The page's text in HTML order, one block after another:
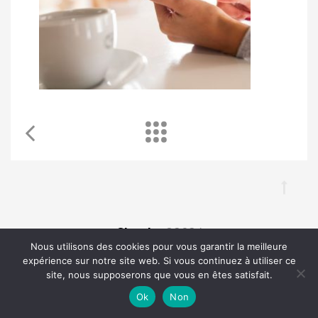
Chouka©2024
À propos Contact BLOG SEO Mentions légales
Nous utilisons des cookies pour vous garantir la meilleure
expérience sur notre site web. Si vous continuez à utiliser ce
site, nous supposerons que vous en êtes satisfait.
Ok
Non